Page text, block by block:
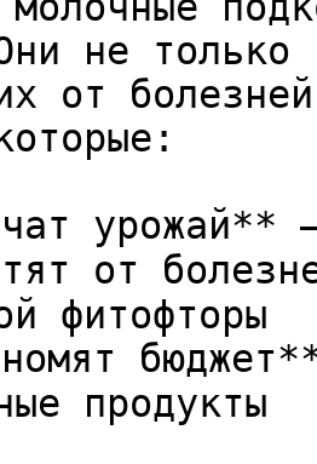
не
от
урожай**
фитофторы
продукты